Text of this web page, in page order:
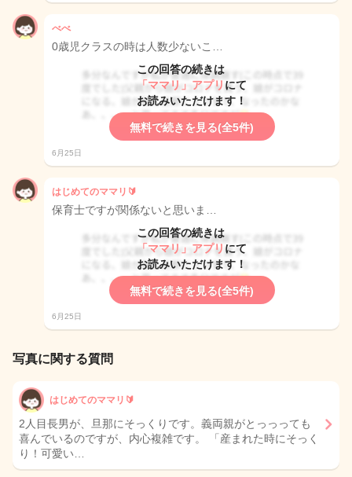
べべ
0歳児クラスの時は人数少ないこ…
この回答の続きは
「ママリ」アプリ にて
お読みいただけます！
無料で続きを見る(全5件)
6月25日
はじめてのママリ🔰
保育士ですが関係ないと思いま…
この回答の続きは
「ママリ」アプリ にて
お読みいただけます！
無料で続きを見る(全5件)
6月25日
写真に関する質問
はじめてのママリ🔰
2人目長男が、旦那にそっくりです。義両親がとっっっても
喜んでいるのですが、内心複雑です。 「産まれた時にそっく
り！可愛い…